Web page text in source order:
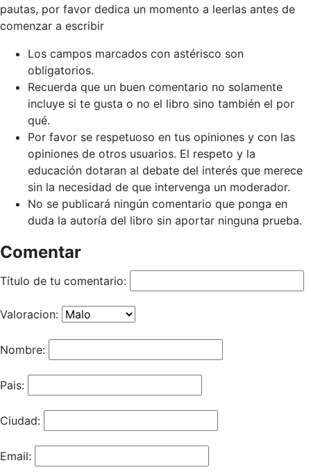
pautas, por favor dedica un momento a leerlas antes de
comenzar a escribir
Los campos marcados con astérisco son
obligatorios.
Recuerda que un buen comentario no solamente
incluye si te gusta o no el libro sino también el por
qué.
Por favor se respetuoso en tus opiniones y con las
opiniones de otros usuarios. El respeto y la
educación dotaran al debate del interés que merece
sin la necesidad de que intervenga un moderador.
No se publicará ningún comentario que ponga en
duda la autoría del libro sin aportar ninguna prueba.
Comentar
Título de tu comentario:
Valoracion:
Nombre:
Pais:
Ciudad:
Email: